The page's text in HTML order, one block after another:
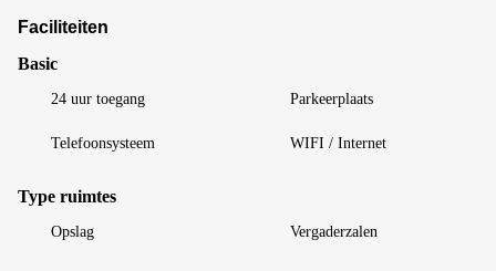
Faciliteiten
Basic
24 uur toegang Parkeerplaats
Telefoonsysteem WIFI / Internet
Type ruimtes
Opslag Vergaderzalen